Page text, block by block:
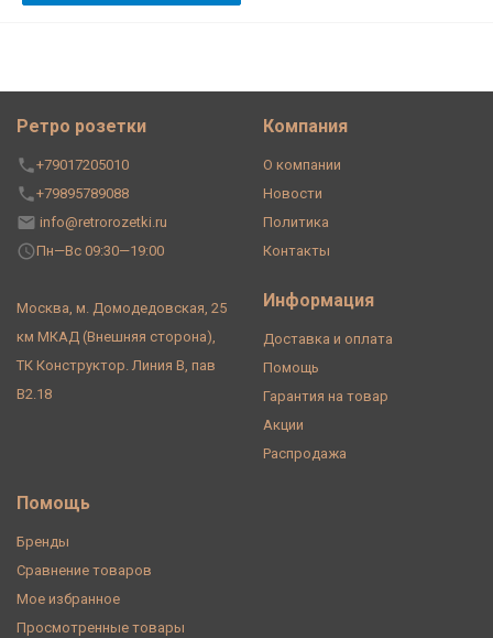
Ретро розетки
+79017205010
+79895789088
info@retrorozetki.ru
Пн—Вс 09:30—19:00
Москва, м. Домодедовская, 25
км МКАД (Внешняя сторона),
ТК Конструктор. Линия В, пав
В2.18
Компания
О компании
Новости
Политика
Контакты
Информация
Доставка и оплата
Помощь
Гарантия на товар
Акции
Распродажа
Помощь
Бренды
Сравнение товаров
Мое избранное
Просмотренные товары